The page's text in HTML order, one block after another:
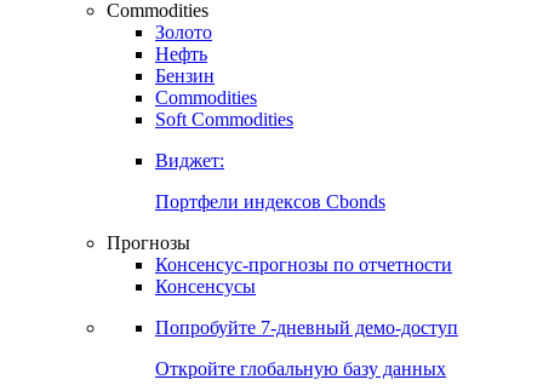
Commodities
Золото
Нефть
Бензин
Commodities
Soft Commodities
Виджет:
Портфели индексов Cbonds
Прогнозы
Консенсус-прогнозы по отчетности
Консенсусы
Попробуйте 7-дневный демо-доступ
Откройте глобальную базу данных